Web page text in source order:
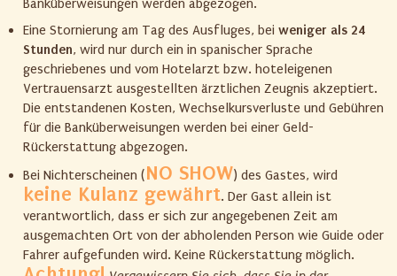
Banküberweisungen werden abgezogen.
Eine Stornierung am Tag des Ausfluges, bei weniger als 24
Stunden, wird nur durch ein in spanischer Sprache
geschriebenes und vom Hotelarzt bzw. hoteleigenen
Vertrauensarzt ausgestellten ärztlichen Zeugnis akzeptiert.
Die entstandenen Kosten, Wechselkursverluste und Gebühren
für die Banküberweisungen werden bei einer Geld-
Rückerstattung abgezogen.
Bei Nichterscheinen (NO SHOW) des Gastes, wird
keine Kulanz gewährt. Der Gast allein ist
verantwortlich, dass er sich zur angegebenen Zeit am
ausgemachten Ort von der abholenden Person wie Guide oder
Fahrer aufgefunden wird. Keine Rückerstattung möglich.